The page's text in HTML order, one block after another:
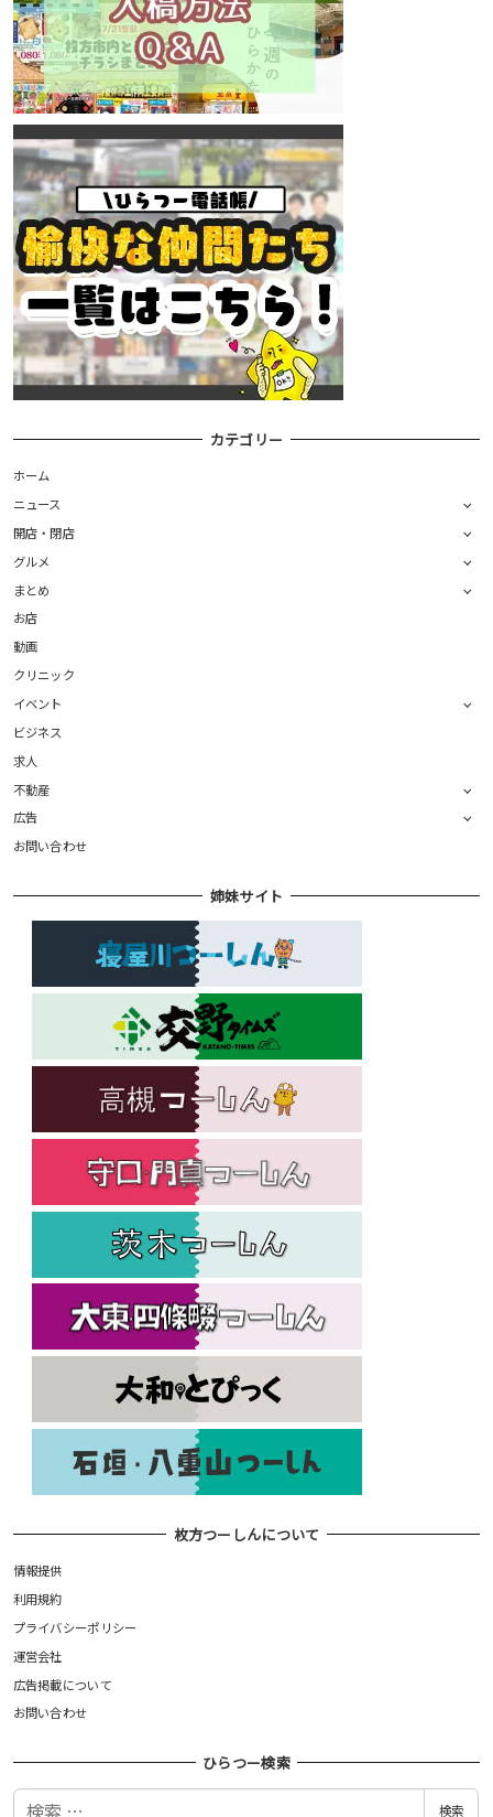
カテゴリー
ホーム
ニュース
開店・閉店
グルメ
まとめ
お店
動画
クリニック
イベント
ビジネス
求人
不動産
広告
お問い合わせ
姉妹サイト
枚方つーしんについて
情報提供
利用規約
プライバシーポリシー
運営会社
広告掲載について
お問い合わせ
ひらつー検索
検
検索